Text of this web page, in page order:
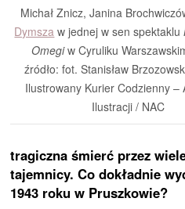
Michał Znicz, Janina
Dymsza w jednej w sen spektaklu
Omegiw Cyruliku
źródło: fot. Stanisław
Ilustrowany Kurier Codzienny –
Ilustracji / NAC
tragiczna śmierć przez
tajemnicy. Co dokładnie
1943 roku w Pruszkowie?